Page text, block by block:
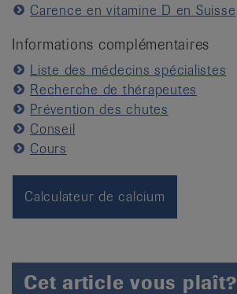
Carence en vitamine D en Suisse
Informations complémentaires
Liste des médecins spécialistes
Recherche de thérapeutes
Prévention des chutes
Conseil
Cours
Calculateur de calcium
Cet article vous plaît?